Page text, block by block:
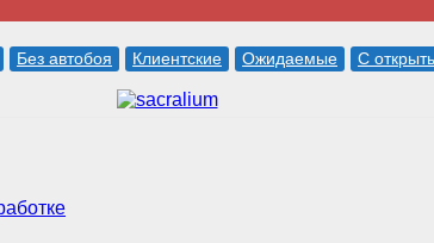
Без автобоя Клиентские Ожидаемые С